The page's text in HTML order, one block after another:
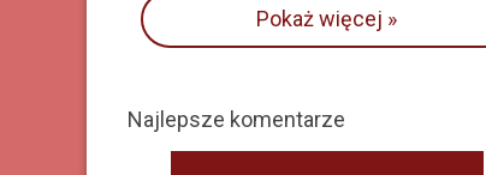
Pokaż więcej »
Najlepsze komentarze